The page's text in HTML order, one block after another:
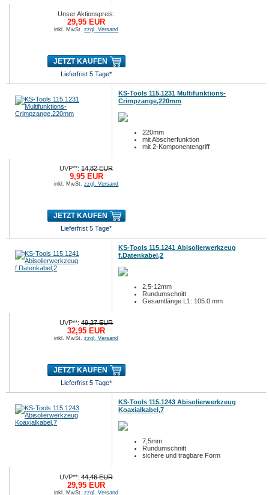
Unser Aktionspreis:
29,95 EUR
inkl. MwSt.zzgl. Versand
JETZT KAUFEN
Lieferfrist 5 Tage*
KS-Tools 115.1231 Multifunktions-
Crimpzange,220mm
220mm
mit Abscherfunktion
mit 2-Komponentengriff
UVP**:14,82 EUR
9,95 EUR
inkl. MwSt.zzgl. Versand
JETZT KAUFEN
Lieferfrist 5 Tage*
KS-Tools 115.1241 Abisolierwerkzeug
f.Datenkabel,2
2,5-12mm
Rundumschnitt
Gesamtlänge L1: 105.0 mm
UVP**:49,27 EUR
32,95 EUR
inkl. MwSt.zzgl. Versand
JETZT KAUFEN
Lieferfrist 5 Tage*
KS-Tools 115.1243 Abisolierwerkzeug
Koaxialkabel,7
7,5mm
Rundumschnitt
sichere und tragbare Form
UVP**:44,46 EUR
29,95 EUR
inkl. MwSt.zzgl. Versand